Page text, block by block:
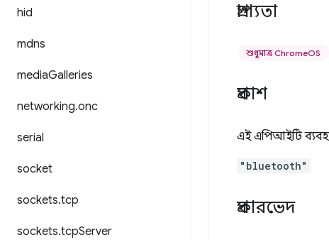
hid
mdns
mediaGalleries
networking.onc
serial
socket
sockets.tcp
sockets.tcpServer
প্রাপ্যতা
শুধুমাত্র ChromeOS
প্রকাশ
এই এপিআইটি
"bluetooth"
প্রকারভেদ